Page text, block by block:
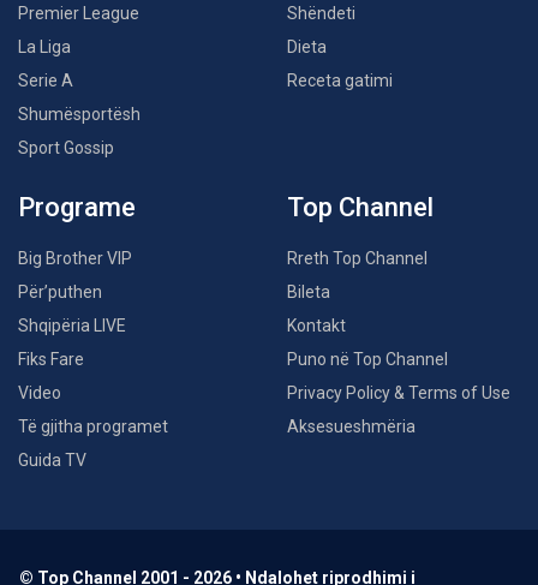
Premier League
La Liga
Serie A
Shumësportësh
Sport Gossip
Shëndeti
Dieta
Receta gatimi
Programe
Big Brother VIP
Për’puthen
Shqipëria LIVE
Fiks Fare
Video
Të gjitha programet
Guida TV
Top Channel
Rreth Top Channel
Bileta
Kontakt
Puno në Top Channel
Privacy Policy & Terms of Use
Aksesueshmëria
© Top Channel 2001 - 2026 • Ndalohet riprodhimi i